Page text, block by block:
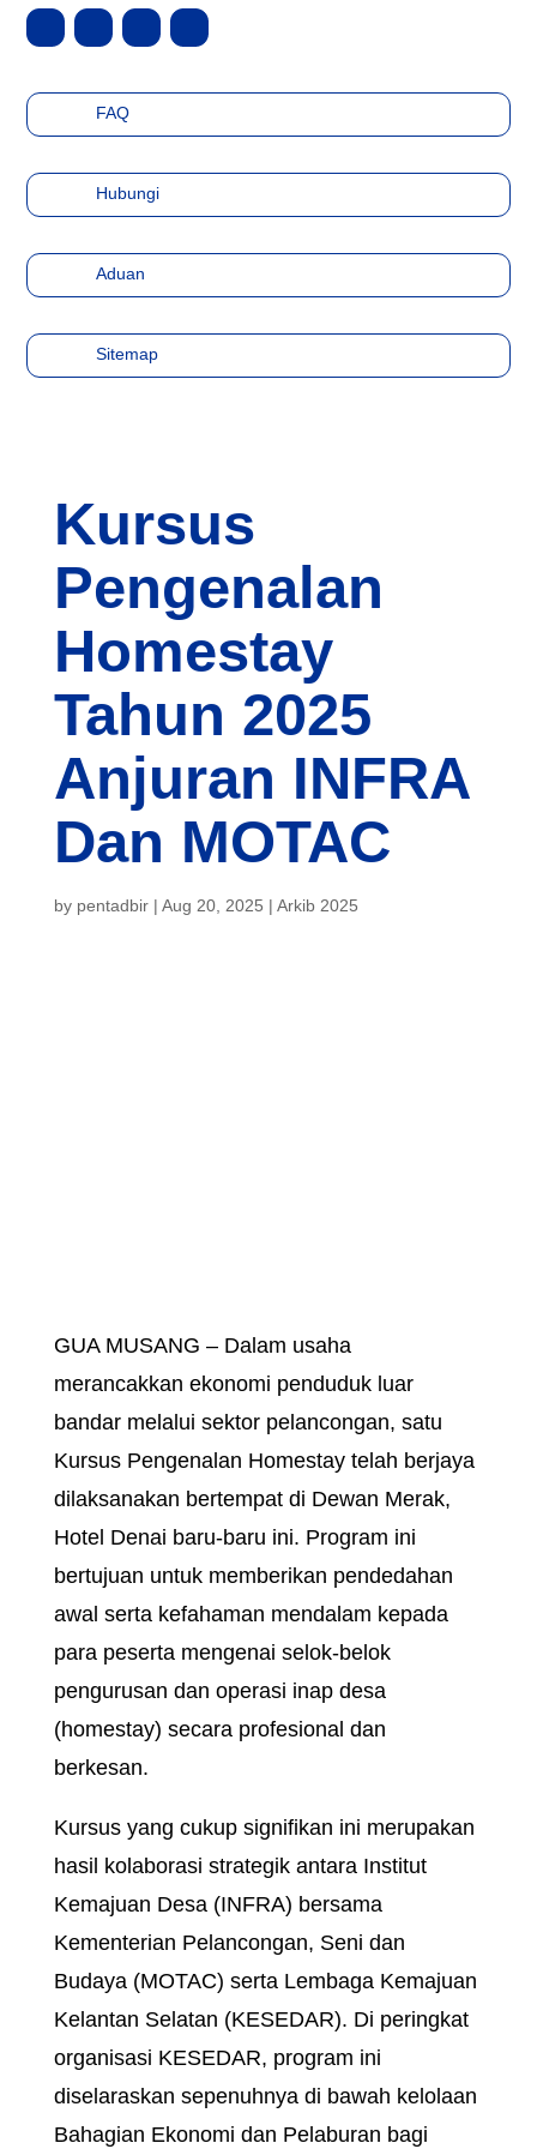
FAQ
Hubungi
Aduan
Sitemap
Kursus
Pengenalan
Homestay
Tahun 2025
Anjuran
INFRA Dan
MOTAC
GUA MUSANG – Dalam usaha
merancakkan ekonomi penduduk luar
bandar melalui sektor pelancongan, satu
Kursus Pengenalan Homestay telah
berjaya dilaksanakan bertempat di
Dewan Merak, Hotel Denai baru-baru ini.
Program ini bertujuan untuk memberikan
pendedahan awal serta kefahaman
mendalam kepada para peserta
mengenai selok-belok pengurusan dan
profesional dan berkesan.
Kursus yang cukup signifikan ini
merupakan hasil kolaborasi strategik
antara Institut Kemajuan Desa (INFRA)
bersama Kementerian Pelancongan, Seni
dan Budaya (MOTAC) serta Lembaga
Kemajuan Kelantan Selatan (KESEDAR). Di
peringkat organisasi
KESEDAR
, program